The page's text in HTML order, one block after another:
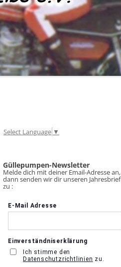
Select Language ▼
Güllepumpen-Newsletter
Melde dich mit deiner Email-Adresse an,
dann senden wir dir unseren Jahresbrief
zu :